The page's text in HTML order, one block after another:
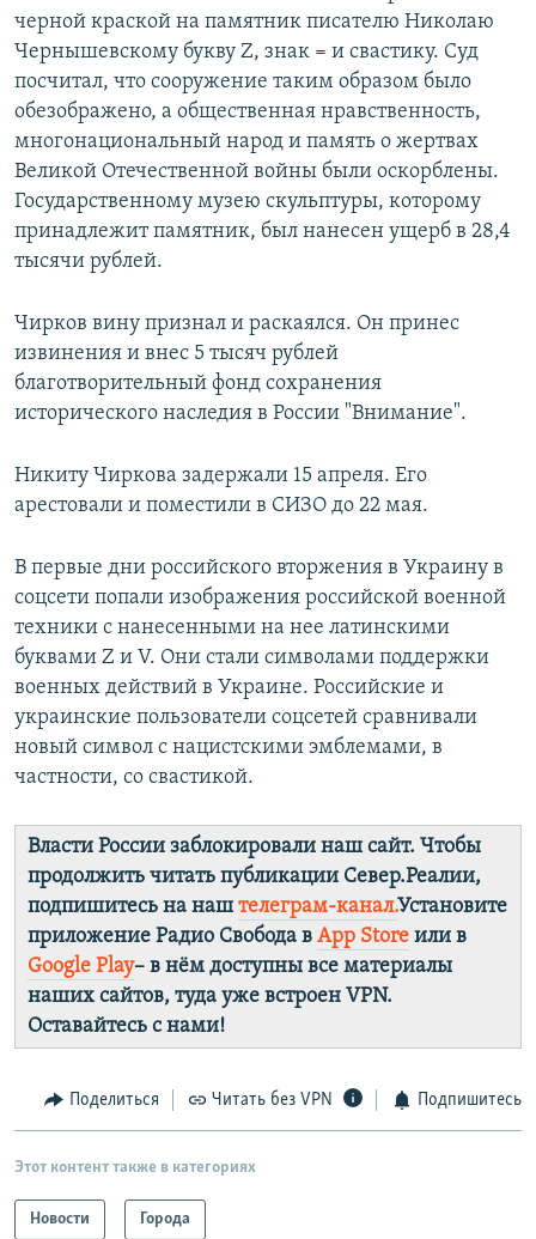
черной краской на памятник писателю Николаю
Чернышевскому букву Z, знак = и свастику. Суд
посчитал, что сооружение таким образом было
обезображено, а общественная нравственность,
многонациональный народ и память о жертвах
Великой Отечественной войны были оскорблены.
Государственному музею скульптуры, которому
принадлежит памятник, был нанесен ущерб в 28,4
тысячи рублей.
Чирков вину признал и раскаялся. Он принес
извинения и внес 5 тысяч рублей
благотворительный фонд сохранения
исторического наследия в России "Внимание".
Никиту Чиркова задержали 15 апреля. Его
арестовали и поместили в СИЗО до 22 мая.
В первые дни российского вторжения в Украину в
соцсети попали изображения российской военной
техники с нанесенными на нее латинскими
буквами Z и V. Они стали символами поддержки
военных действий в Украине. Российские и
украинские пользователи соцсетей сравнивали
новый символ с нацистскими эмблемами, в
частности, со свастикой.
Власти России заблокировали наш сайт. Чтобы
продолжить читать публикации Север.Реалии,
подпишитесь на наш телеграм-канал.Установите
приложение Радио Свобода в App Store или в
Google Play– в нём доступны все материалы
наших сайтов, туда уже встроен VPN.
Оставайтесь с нами!
Поделиться Читать без VPN Подпишитесь
Этот контент также в категориях
Новости Города